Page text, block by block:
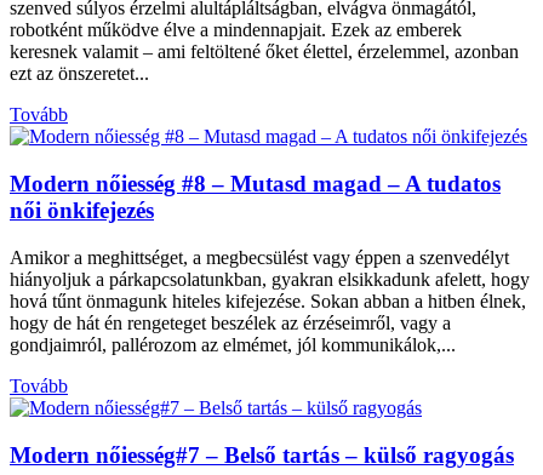
szenved súlyos érzelmi alultápláltságban, elvágva önmagától,
robotként működve élve a mindennapjait. Ezek az emberek
keresnek valamit – ami feltöltené őket élettel, érzelemmel, azonban
ezt az önszeretet...
Tovább
Modern nőiesség #8 – Mutasd magad – A tudatos
női önkifejezés
Amikor a meghittséget, a megbecsülést vagy éppen a szenvedélyt
hiányoljuk a párkapcsolatunkban, gyakran elsikkadunk afelett, hogy
hová tűnt önmagunk hiteles kifejezése. Sokan abban a hitben élnek,
hogy de hát én rengeteget beszélek az érzéseimről, vagy a
gondjaimról, pallérozom az elmémet, jól kommunikálok,...
Tovább
Modern nőiesség#7 – Belső tartás – külső ragyogás